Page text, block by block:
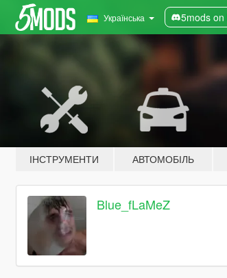
Українська 5mods on
ІНСТРУМЕНТИ АВТОМОБІЛЬ
Blue_fLaMeZ